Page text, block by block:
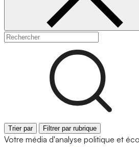
Trier par Filtrer par rubrique
Votre média d'analyse politique et